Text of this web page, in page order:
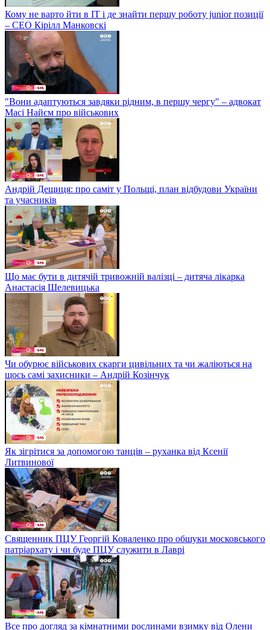
Кому не варто йти в IT і де знайти першу роботу junior позиції
– СЕО Кірілл Манковскі
"Вони адаптуються завдяки рідним, в першу чергу" – адвокат
Масі Найєм про військових
Андрій Дещиця: про саміт у Польщі, план відбудови України
та учасників
Що має бути в дитячій тривожній валізці – дитяча лікарка
Анастасія Шелевицька
Чи обурює військових скарги цивільних та чи жаліються на
щось самі захисники – Андрій Козінчук
Як зігрітися за допомогою танців – руханка від Ксенії
Литвинової
Священник ПЦУ Георгій Коваленко про обшуки московського
патріархату і чи буде ПЦУ служити в Лаврі
Все про догляд за кімнатними рослинами взимку від Олени